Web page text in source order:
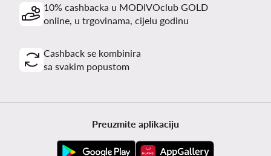
10% cashbacka u MODIVOclub GOLD
online, u trgovinama, cijelu godinu
Cashback se kombinira
sa svakim popustom
Preuzmite aplikaciju